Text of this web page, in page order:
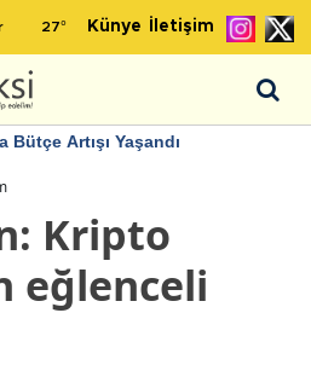
27° Künye İletişim
Bütçe Artışı Yaşandı
Kripto
eğlenceli